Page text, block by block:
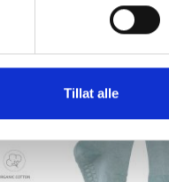
Tillat alle